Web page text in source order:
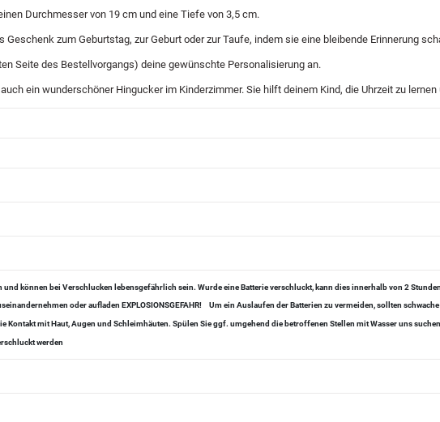
Durchmesser von 19 cm und eine Tiefe von 3,5 cm.
Geschenk zum Geburtstag, zur Geburt oder zur Taufe, indem sie eine bleibende Erinnerung
Seite des Bestellvorgangs) deine gewünschte Personalisierung an.
ein wunderschöner Hingucker im Kinderzimmer. Sie hilft deinem Kind, die Uhrzeit zu
können bei Verschlucken lebensgefährlich sein. Wurde eine Batterie verschluckt, kann dies innerhalb von 2
oder aufladen EXPLOSIONSGEFAHR! Um ein Auslaufen der Batterien zu vermeiden, sollten
Kontakt mit Haut, Augen und Schleimhäuten. Spülen Sie ggf. umgehend die betroffenen Stellen mit Wasser uns
werden